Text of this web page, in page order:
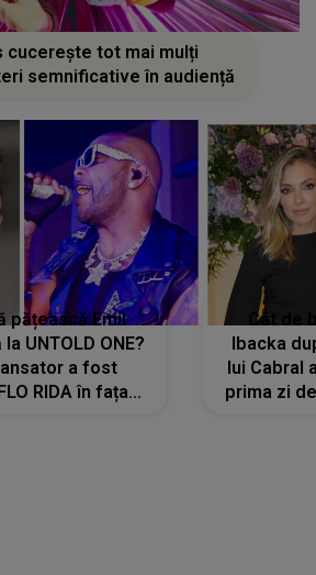
cucerește tot mai mulți
semnificative în audiență
pățească Emil
UNTOLD ONE?
a fost
RIDA în fața
Cât de
Ibacka
lui Cabral
prima zi